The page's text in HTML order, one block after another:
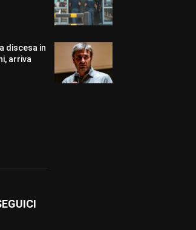
discesa in
arriva